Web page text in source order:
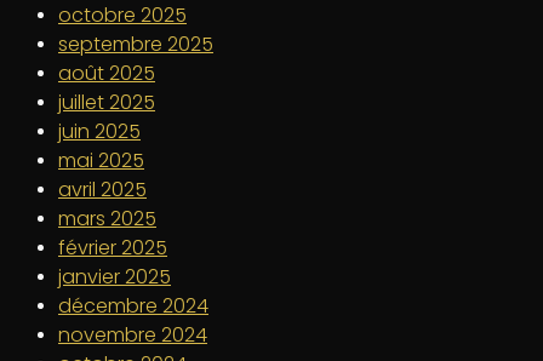
octobre 2025
septembre 2025
août 2025
juillet 2025
juin 2025
mai 2025
avril 2025
mars 2025
février 2025
janvier 2025
décembre 2024
novembre 2024